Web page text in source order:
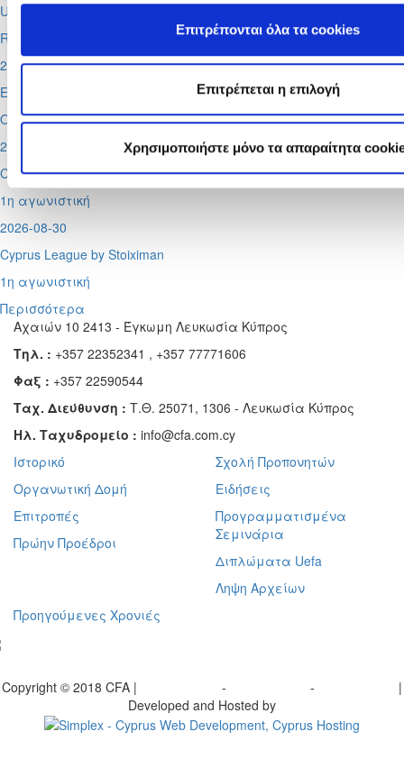
Επιτρέπονται όλα τα cookies
Επιτρέπεται η επιλογή
Χρησιμοποιήστε μόνο τα απαραίτητα
UEFA Super CUP
Red Bull Arena (
Σάλτσμπουργκ)
2026-08-13
Europa League
Ομόνοια - Λίνκολν, Πάφος - Σάλτσμπουργκ
2026-08-29
Cyprus League by Stoiximan
1η αγωνιστική
2026-08-30
Cyprus League by Stoiximan
1η αγωνιστική
Περισσότερα
Αχαιών 10 2413 - Έγκωμη Λευκωσία Κύπρος
Τηλ. : +357 22352341 , +357 77771606
Φαξ : +357 22590544
Ταχ. Διεύθυνση : Τ.Θ. 25071, 1306 - Λευκωσία Κύπρος
Ηλ. Ταχυδρομείο : info@cfa.com.cy
Ιστορικό
Οργανωτική Δομή
Επιτροπές
Πρώην Προέδροι
Σχολή Προπονητών
Ειδήσεις
Προγραμματισμένα
Σεμινάρια
Διπλώματα Uefa
Ληψη Αρχείων
Προηγούμενες Χρονιές
Copyright © 2018 CFA | - -
|
Developed and Hosted by